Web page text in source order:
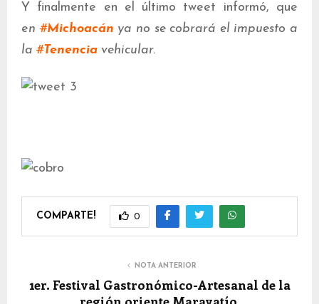
Y finalmente en el último tweet informó, que
en #Michoacán ya no se cobrará el impuesto a
la #Tenencia vehicular.
COMPARTE! 0
NOTA ANTERIOR
1er. Festival Gastronómico-Artesanal de la